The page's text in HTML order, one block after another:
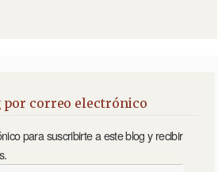
por correo electrónico
para suscribirte a este blog y recibir